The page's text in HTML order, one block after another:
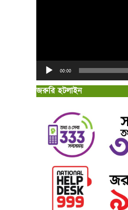
00:00
জরুরি হটলাইন